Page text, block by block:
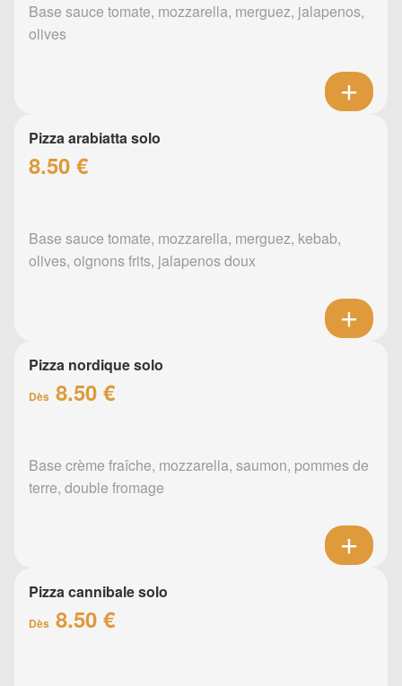
Base sauce tomate, mozzarella, merguez, jalapenos,
olives
Pizza arabiatta solo
8.50 €
Base sauce tomate, mozzarella, merguez, kebab,
olives, oignons frits, jalapenos doux
Pizza nordique solo
Dès 8.50 €
Base crème fraîche, mozzarella, saumon, pommes de
terre, double fromage
Pizza cannibale solo
Dès 8.50 €